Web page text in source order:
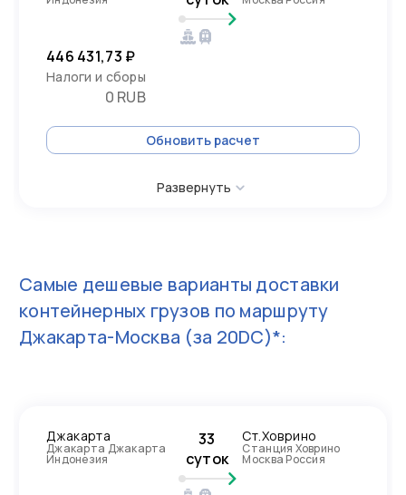
446 431,73 ₽
Налоги и сборы
0 RUB
Обновить расчет
Развернуть
Самые дешевые варианты доставки
контейнерных грузов по маршруту
Джакарта-Москва (за 20DC)*:
Джакарта
Джакарта Джакарта
Индонезия
33
суток
Ст.Ховрино
Станция Ховрино
Москва Россия